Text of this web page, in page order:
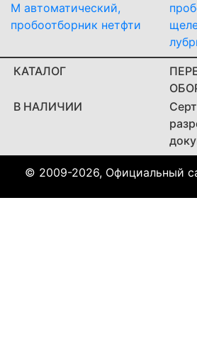
М автоматический,
пробоотборник нетфти
КАТАЛОГ
В НАЛИЧИИ
© 2009-2026, Официальный